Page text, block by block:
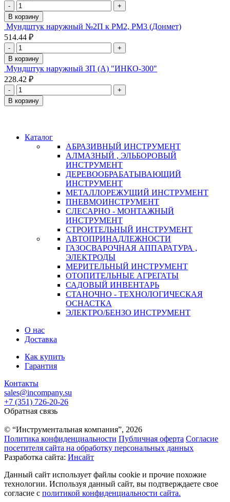
-
+
В корзину
Мундштук наружный №2П к РМ2, РМ3 (Донмет)
514.44 ₽
-
+
В корзину
Мундштук наружный ЗП (А) "ИНКО-300"
228.42 ₽
-
+
В корзину
Каталог
АБРАЗИВНЫЙ ИНСТРУМЕНТ
АЛМАЗНЫЙ , ЭЛЬБОРОВЫЙ
ИНСТРУМЕНТ
ДЕРЕВООБРАБАТЫВАЮЩИЙ
ИНСТРУМЕНТ
МЕТАЛЛОРЕЖУЩИЙ ИНСТРУМЕНТ
ПНЕВМОИНСТРУМЕНТ
СЛЕСАРНО - МОНТАЖНЫЙ
ИНСТРУМЕНТ
СТРОИТЕЛЬНЫЙ ИНСТРУМЕНТ
АВТОПРИНАДЛЕЖНОСТИ
ГАЗОСВАРОЧНАЯ АППАРАТУРА ,
ЭЛЕКТРОДЫ
МЕРИТЕЛЬНЫЙ ИНСТРУМЕНТ
ОТОПИТЕЛЬНЫЕ АГРЕГАТЫ
САДОВЫЙ ИНВЕНТАРЬ
СТАНОЧНО - ТЕХНОЛОГИЧЕСКАЯ
ОСНАСТКА
ЭЛЕКТРО/БЕНЗО ИНСТРУМЕНТ
О нас
Доставка
Как купить
Гарантия
Контакты
sales@incompany.su
+7 (351) 726-20-26
Обратная связь
© “Инструментальная компания”, 2026
Политика конфиденциальности Публичная оферта Согласие
посетителя сайта на обработку персональных данных
Разработка сайта: Инсайт
Данный сайт использует файлы cookie и прочие похожие
технологии. Используя данный сайт, вы подтверждаете свое
согласие с политикой конфиденциальности сайта.